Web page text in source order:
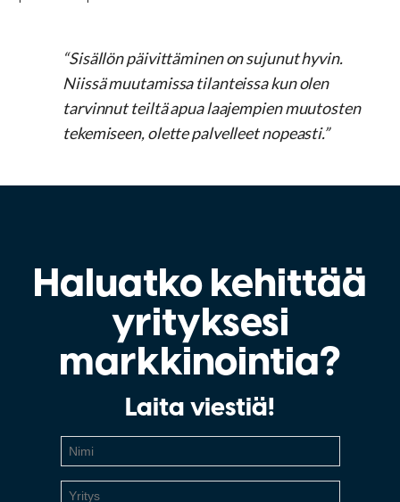
“Sisällön päivittäminen on sujunut hyvin.
Niissä muutamissa tilanteissa kun olen
tarvinnut teiltä apua laajempien muutosten
tekemiseen, olette palvelleet nopeasti.”
Haluatko kehittää
yrityksesi
markkinointia?
Laita viestiä!